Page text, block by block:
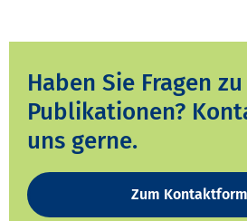
Haben Sie Fragen
Publikationen?
uns gerne.
Zum